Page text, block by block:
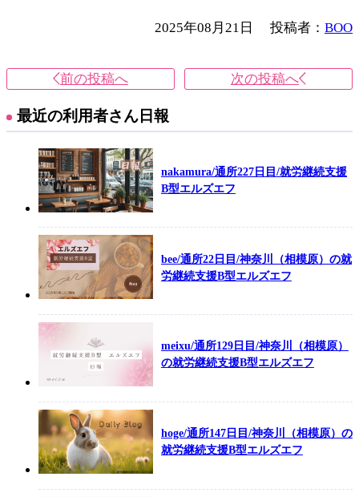
2025年08月21日 投稿者： BOO
前の投稿へ 次の投稿へ
最近の利用者さん日報
nakamura/通所227日目/就労継続支援
B型エルズエフ
bee/通所22日目/神奈川（相模原）の就
労継続支援B型エルズエフ
meixu/通所129日目/神奈川（相模原）
の就労継続支援B型エルズエフ
hoge/通所147日目/神奈川（相模原）の
就労継続支援B型エルズエフ